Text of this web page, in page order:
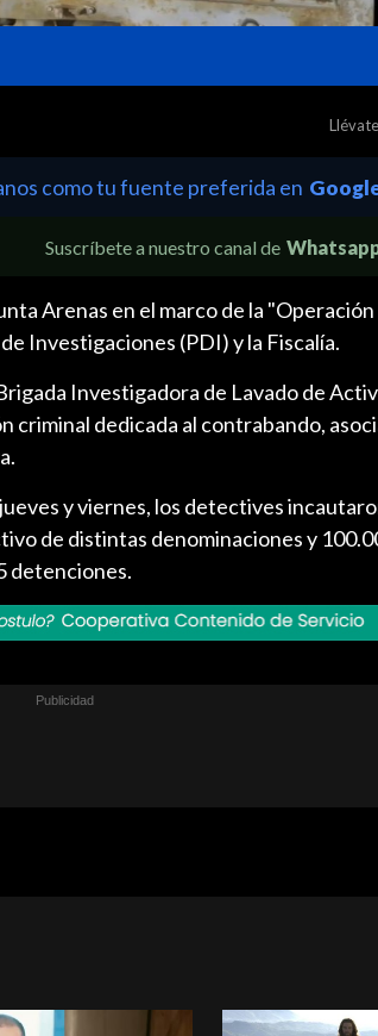
como tu fuente preferida en
Suscríbete a nuestro canal de
Arenas en el marco de la
Investigaciones (PDI) y la Fiscalía.
Investigadora de Lavado de
criminal dedicada al contrabando,
y viernes, los detectives
de distintas denominaciones y
detenciones.